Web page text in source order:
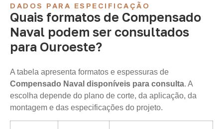
DADOS PARA ESPECIFICAÇÃO
Quais formatos de Compensado
Naval podem ser consultados
para Ouroeste?
A tabela apresenta formatos e espessuras de
Compensado Naval disponíveis para consulta. A
escolha depende do plano de corte, da aplicação, da
montagem e das especificações do projeto.